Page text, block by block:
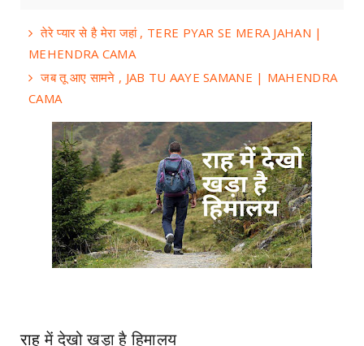
तेरे प्यार से है मेरा जहां , TERE PYAR SE MERA JAHAN |
MEHENDRA CAMA
जब तू आए सामने , JAB TU AAYE SAMANE | MAHENDRA
CAMA
राहमें देखो खड़ा है हिमालय